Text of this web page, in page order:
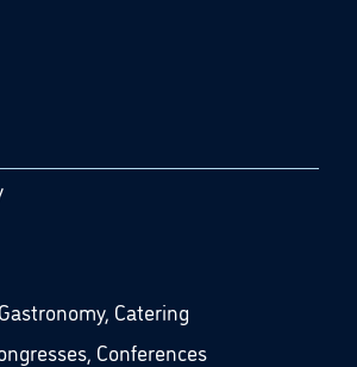
Catering
Conferences